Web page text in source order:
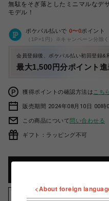
無駄をそぎ落としたミニマルなデ
モデル！
ポケパル払いで 0〜0ポイント
（1P=1円）※キャンペーン分除く
会員登録後、ポケパル払い初回登録&
最大1,500円分ポイント進
獲得ポイントの確認方法は こちら
販売期間 2024年08月10日 00時
この商品について問い合わせる
ギフト：ラッピング不可
お気に入
<About foreign